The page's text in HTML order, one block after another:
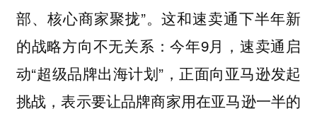
部、核心商家聚拢”。这和速卖通下半年新
的战略方向不无关系：今年9月，速卖通启
动“超级品牌出海计划”，正面向亚马逊发起
挑战，表示要让品牌商家用在亚马逊一半的